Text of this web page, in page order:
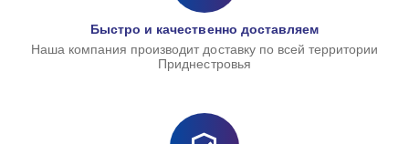
Быстро и качественно доставляем
Наша компания производит доставку по всей территории
Приднестровья